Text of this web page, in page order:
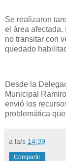
Se realizaron
el área afectada.
no transitar con
quedado
Desde la
Municipal
envió los
problemática
a la/s 14:39
Compartir